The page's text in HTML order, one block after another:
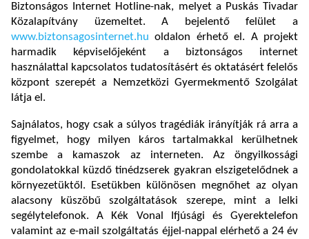
Biztonságos Internet Hotline-nak, melyet a Puskás Tivadar
Közalapítvány üzemeltet. A bejelentő felület a
www.biztonsagosinternet.hu oldalon érhető el. A projekt
harmadik képviselőjeként a biztonságos internet
használattal kapcsolatos tudatosításért és oktatásért felelős
központ szerepét a Nemzetközi Gyermekmentő Szolgálat
látja el.
Sajnálatos, hogy csak a súlyos tragédiák irányítják rá arra a
figyelmet, hogy milyen káros tartalmakkal kerülhetnek
szembe a kamaszok az interneten. Az öngyilkossági
gondolatokkal küzdő tinédzserek gyakran elszigetelődnek a
környezetüktől. Esetükben különösen megnőhet az olyan
alacsony küszöbű szolgáltatások szerepe, mint a lelki
segélytelefonok. A Kék Vonal Ifjúsági és Gyerektelefon
valamint az e-mail szolgáltatás éjjel-nappal elérhető a 24 év